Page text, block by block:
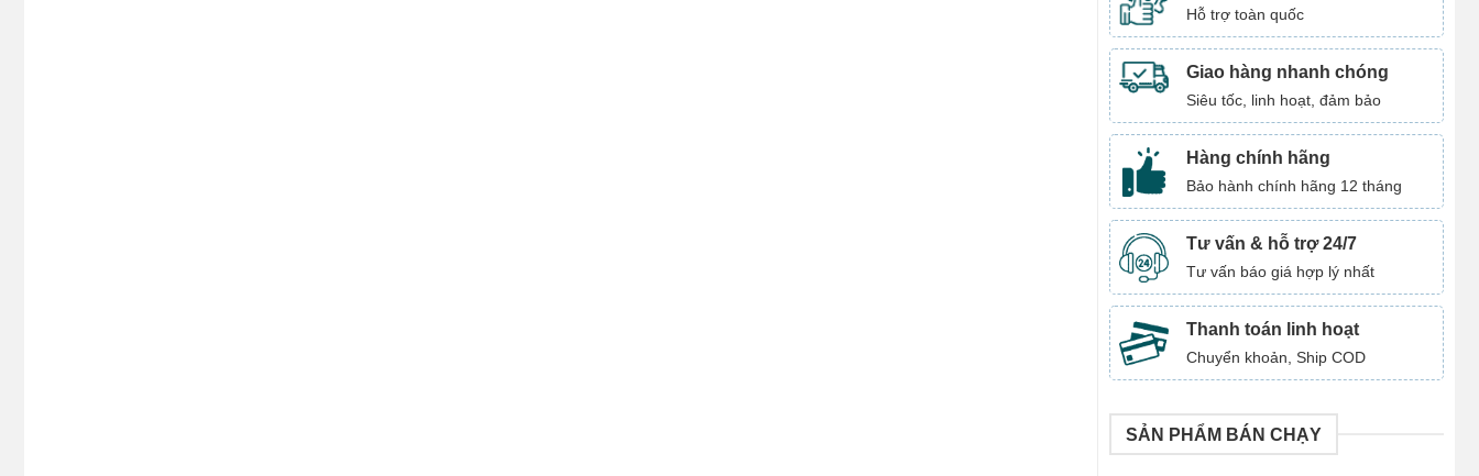
Hỗ trợ toàn quốc
Giao hàng nhanh chóng
Siêu tốc, linh hoạt, đảm bảo
Hàng chính hãng
Bảo hành chính hãng 12 tháng
Tư vấn & hỗ trợ 24/7
Tư vấn báo giá hợp lý nhất
Thanh toán linh hoạt
Chuyển khoản, Ship COD
SẢN PHẨM BÁN CHẠY